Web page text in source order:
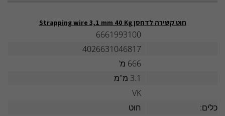
חוט קשירה לדחסן Strapping wire 3,1 mm 40 Kg
6661993100
4026631046817
666 מ'
3.1 מ"מ
VK
חוּט